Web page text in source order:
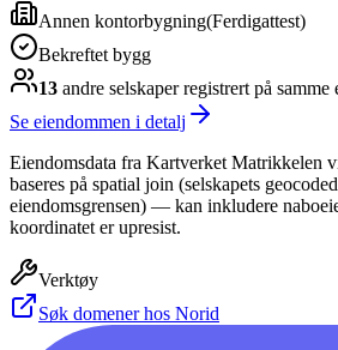
Annen kontorbygning(Ferdigattest)
Bekreftet bygg
13 andre selskaperregistrert på samme
Se eiendommen i detalj
Eiendomsdata fra Kartverket Matrikkelen
baseres på spatial join (selskapets
eiendomsgrensen) — kan inkludere
koordinatet er upresist.
Verktøy
Søk domener hos Norid